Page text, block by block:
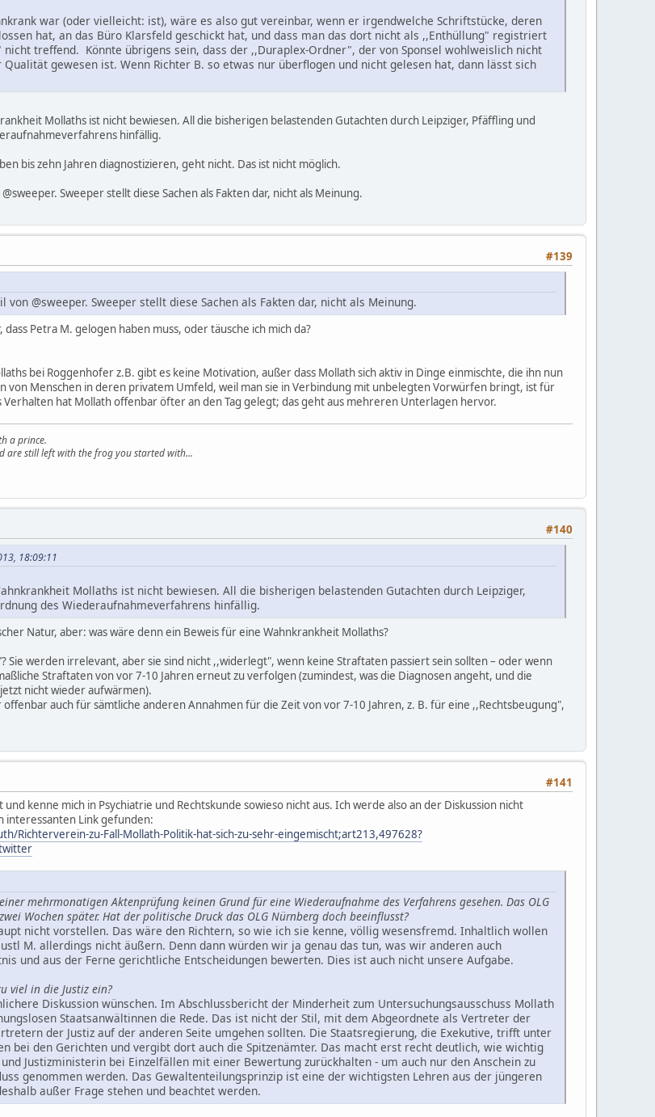
war (oder vielleicht: ist), wäre es also gut vereinbar, wenn er irgendwelche Schriftstücke, deren
hat, an das Büro Klarsfeld geschickt hat, und dass man das dort nicht als ,,Enthüllung" registriert
treffend. Könnte übrigens sein, dass der ,,Duraplex-Ordner", der von Sponsel wohlweislich nicht
gewesen ist. Wenn Richter B. so etwas nur überflogen und nicht gelesen hat, dann lässt sich
Mollaths ist nicht bewiesen. All die bisherigen belastenden Gutachten durch Leipziger, Pfäffling und
hinfällig.
bis zehn Jahren diagnostizieren, geht nicht. Das ist nicht möglich.
Sweeper stellt diese Sachen als Fakten dar, nicht als Meinung.
#139
@sweeper. Sweeper stellt diese Sachen als Fakten dar, nicht als Meinung.
Petra M. gelogen haben muss, oder täusche ich mich da?
bei Roggenhofer z.B. gibt es keine Motivation, außer dass Mollath sich aktiv in Dinge einmischte, die ihn nun
von Menschen in deren privatem Umfeld, weil man sie in Verbindung mit unbelegten Vorwürfen bringt, ist für
Verhalten hat Mollath offenbar öfter an den Tag gelegt; das geht aus mehreren Unterlagen hervor.
a prince.
are still left with the frog you started with...
#140
18:09:11
Mollaths ist nicht bewiesen. All die bisherigen belastenden Gutachten durch Leipziger,
des Wiederaufnahmeverfahrens hinfällig.
Natur, aber: was wäre denn ein Beweis für eine Wahnkrankheit Mollaths?
Sie werden irrelevant, aber sie sind nicht ,,widerlegt", wenn keine Straftaten passiert sein sollten – oder wenn
Straftaten von vor 7-10 Jahren erneut zu verfolgen (zumindest, was die Diagnosen angeht, und die
nicht wieder aufwärmen).
auch für sämtliche anderen Annahmen für die Zeit von vor 7-10 Jahren, z. B. für eine ,,Rechtsbeugung",
#141
kenne mich in Psychiatrie und Rechtskunde sowieso nicht aus. Ich werde also an der Diskussion nicht
interessanten Link gefunden:
Richterverein-zu-Fall-Mollath-Politik-hat-sich-zu-sehr-eingemischt;art213,497628?
mehrmonatigen Aktenprüfung keinen Grund für eine Wiederaufnahme des Verfahrens gesehen. Das OLG
Wochen später. Hat der politische Druck das OLG Nürnberg doch beeinflusst?
nicht vorstellen. Das wäre den Richtern, so wie ich sie kenne, völlig wesensfremd. Inhaltlich wollen
M. allerdings nicht äußern. Denn dann würden wir ja genau das tun, was wir anderen auch
und aus der Ferne gerichtliche Entscheidungen bewerten. Dies ist auch nicht unsere Aufgabe.
viel in die Justiz ein?
Diskussion wünschen. Im Abschlussbericht der Minderheit zum Untersuchungsausschuss Mollath
Staatsanwältinnen die Rede. Das ist nicht der Stil, mit dem Abgeordnete als Vertreter der
der Justiz auf der anderen Seite umgehen sollten. Die Staatsregierung, die Exekutive, trifft unter
bei den Gerichten und vergibt dort auch die Spitzenämter. Das macht erst recht deutlich, wie wichtig
Justizministerin bei Einzelfällen mit einer Bewertung zurückhalten - um auch nur den Anschein zu
genommen werden. Das Gewaltenteilungsprinzip ist eine der wichtigsten Lehren aus der jüngeren
außer Frage stehen und beachtet werden.